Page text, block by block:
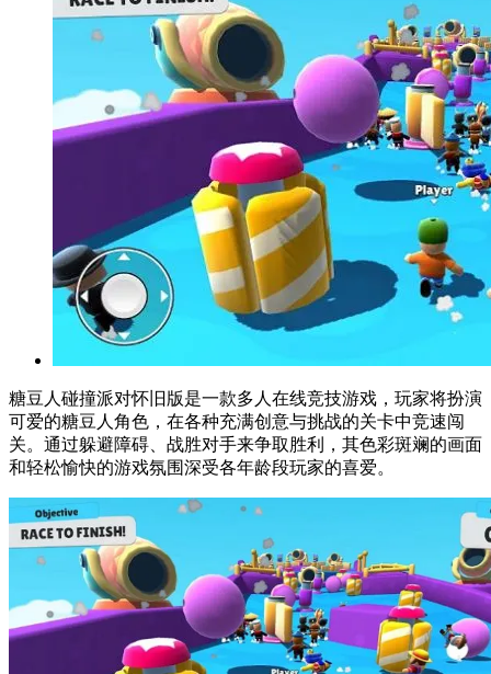
糖豆人碰撞派对怀旧版是一款多人在线竞技游戏，玩家将扮演
可爱的糖豆人角色，在各种充满创意与挑战的关卡中竞速闯
关。通过躲避障碍、战胜对手来争取胜利，其色彩斑斓的画面
和轻松愉快的游戏氛围深受各年龄段玩家的喜爱。